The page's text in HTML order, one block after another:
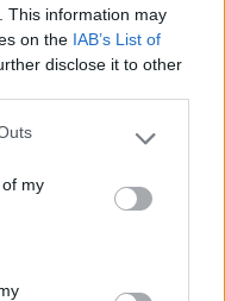
This information may
on the IAB’s List of
disclose it to other
one or more Google
You may click to
in below Google
my
mi sono arrivati quando
ordinati